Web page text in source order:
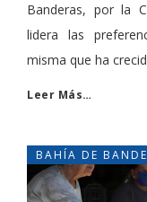
Banderas, por la
lidera las
misma que ha
Leer Más…
BAHÍA DE